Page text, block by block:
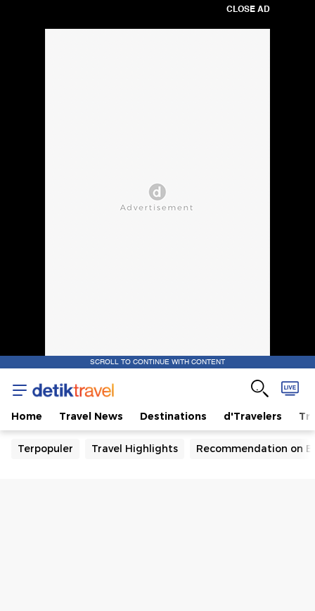
CLOSE AD
SCROLL TO CONTINUE WITH CONTENT
Home Travel News Destinations d'Travelers
Terpopuler Travel Highlights Recommendation on